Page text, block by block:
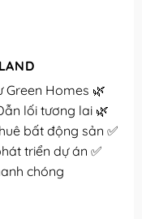
Green Homes 🌿
lối tương lai 🌿
bất động sản ✅
triển dự án ✅
chóng